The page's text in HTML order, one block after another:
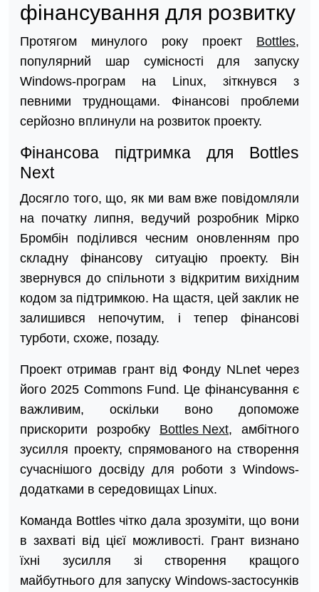
фінансування для розвитку
Протягом минулого року проект Bottles,
популярний шар сумісності для запуску
Windows-програм на Linux, зіткнувся з
певними труднощами. Фінансові проблеми
серйозно вплинули на розвиток проекту.
Фінансова підтримка для Bottles
Next
Досягло того, що, як ми вам вже повідомляли
на початку липня, ведучий розробник Мірко
Бромбін поділився чесним оновленням про
складну фінансову ситуацію проекту. Він
звернувся до спільноти з відкритим вихідним
кодом за підтримкою. На щастя, цей заклик не
залишився непочутим, і тепер фінансові
турботи, схоже, позаду.
Проект отримав грант від Фонду NLnet через
його 2025 Commons Fund. Це фінансування є
важливим, оскільки воно допоможе
прискорити розробку Bottles Next, амбітного
зусилля проекту, спрямованого на створення
сучаснішого досвіду для роботи з Windows-
додатками в середовищах Linux.
Команда Bottles чітко дала зрозуміти, що вони
в захваті від цієї можливості. Грант визнано
їхні зусилля зі створення кращого
майбутнього для запуску Windows-застосунків